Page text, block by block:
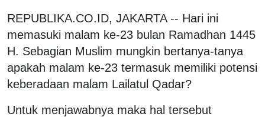
REPUBLIKA.CO.ID, JAKARTA -- Hari ini
memasuki malam ke-23 bulan Ramadhan 1445
H. Sebagian Muslim mungkin bertanya-tanya
apakah malam ke-23 termasuk memiliki potensi
keberadaan malam Lailatul Qadar?
Untuk menjawabnya maka hal tersebut